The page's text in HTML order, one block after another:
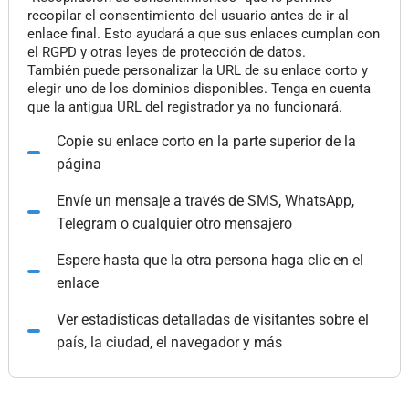
recopilar el consentimiento del usuario antes de ir al
enlace final. Esto ayudará a que sus enlaces cumplan con
el RGPD y otras leyes de protección de datos.
También puede personalizar la URL de su enlace corto y
elegir uno de los dominios disponibles. Tenga en cuenta
que la antigua URL del registrador ya no funcionará.
Copie su enlace corto en la parte superior de la
página
Envíe un mensaje a través de SMS, WhatsApp,
Telegram o cualquier otro mensajero
Espere hasta que la otra persona haga clic en el
enlace
Ver estadísticas detalladas de visitantes sobre el
país, la ciudad, el navegador y más